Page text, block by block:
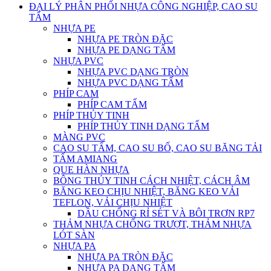
ĐẠI LÝ PHÂN PHỐI NHỰA CÔNG NGHIỆP, CAO SU
TẤM
NHỰA PE
NHỰA PE TRÒN ĐẶC
NHỰA PE DẠNG TẤM
NHỰA PVC
NHỰA PVC DẠNG TRÒN
NHỰA PVC DẠNG TẤM
PHÍP CAM
PHÍP CAM TẤM
PHÍP THỦY TINH
PHÍP THỦY TINH DẠNG TẤM
MÀNG PVC
CAO SU TẤM, CAO SU BỐ, CAO SU BĂNG TẢI
TẤM AMIANG
QUE HÀN NHỰA
BÔNG THỦY TINH CÁCH NHIỆT, CÁCH ÂM
BĂNG KEO CHỊU NHIỆT, BĂNG KEO VẢI
TEFLON, VẢI CHỊU NHIỆT
DẦU CHỐNG RỈ SÉT VÀ BÔI TRƠN RP7
THẢM NHỰA CHỐNG TRƯỢT, THẢM NHỰA
LÓT SÀN
NHỰA PA
NHỰA PA TRÒN ĐẶC
NHỰA PA DẠNG TẤM